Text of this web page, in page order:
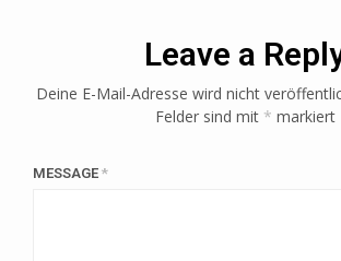
Leave a
Deine E-Mail-Adresse wird nicht
Felder sind mit * markiert
MESSAGE *